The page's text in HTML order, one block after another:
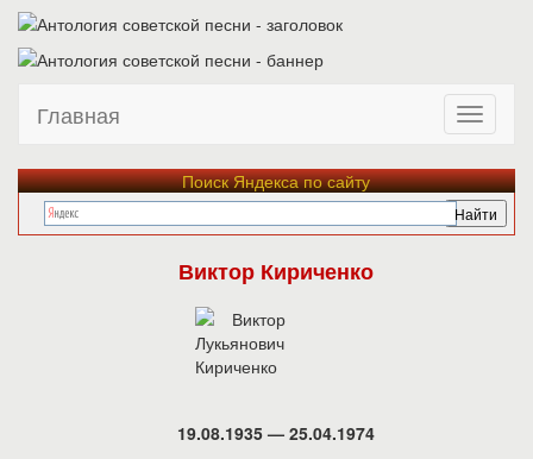
Главная
Поиск Яндекса по сайту
Виктор Кириченко
19.08.1935 — 25.04.1974